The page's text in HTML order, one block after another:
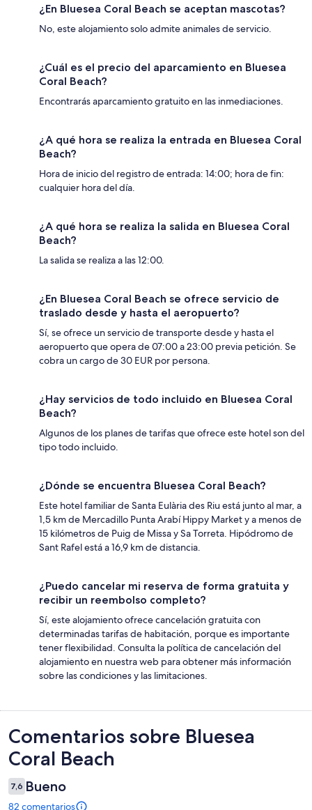
¿En Bluesea Coral Beach se aceptan mascotas?
No, este alojamiento solo admite animales de servicio.
¿Cuál es el precio del aparcamiento en Bluesea
Coral Beach?
Encontrarás aparcamiento gratuito en las inmediaciones.
¿A qué hora se realiza la entrada en Bluesea Coral
Beach?
Hora de inicio del registro de entrada: 14:00; hora de fin:
cualquier hora del día.
¿A qué hora se realiza la salida en Bluesea Coral
Beach?
La salida se realiza a las 12:00.
¿En Bluesea Coral Beach se ofrece servicio de
traslado desde y hasta el aeropuerto?
Sí, se ofrece un servicio de transporte desde y hasta el
aeropuerto que opera de 07:00 a 23:00 previa petición. Se
cobra un cargo de 30 EUR por persona.
¿Hay servicios de todo incluido en Bluesea Coral
Beach?
Algunos de los planes de tarifas que ofrece este hotel son del
tipo todo incluido.
¿Dónde se encuentra Bluesea Coral Beach?
Este hotel familiar de Santa Eulària des Riu está junto al mar, a
1,5 km de Mercadillo Punta Arabí Hippy Market y a menos de
15 kilómetros de Puig de Missa y Sa Torreta. Hipódromo de
Sant Rafel está a 16,9 km de distancia.
¿Puedo cancelar mi reserva de forma gratuita y
recibir un reembolso completo?
Sí, este alojamiento ofrece cancelación gratuita con
determinadas tarifas de habitación, porque es importante
tener flexibilidad. Consulta la política de cancelación del
alojamiento en nuestra web para obtener más información
sobre las condiciones y las limitaciones.
Comentarios
Comentarios sobre Bluesea
Coral Beach
7,6 Bueno
82 comentarios